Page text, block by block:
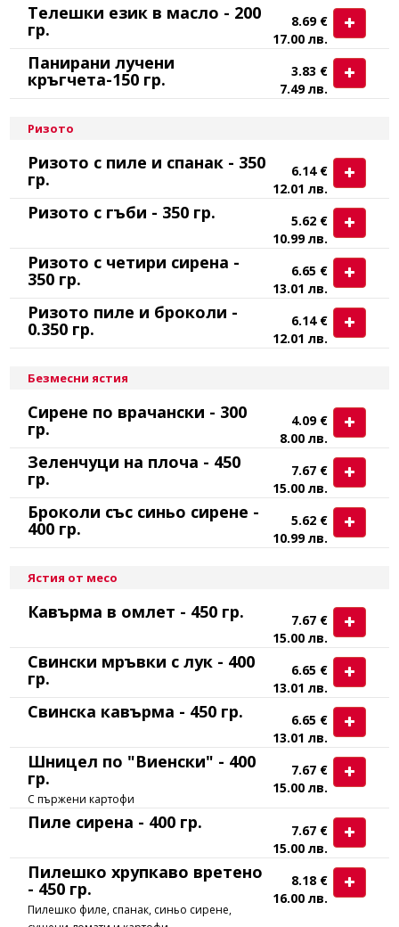
Телешки език в масло - 200
гр.
8.69 €
17.00 лв.
Панирани лучени
кръгчета-150 гр.
3.83 €
7.49 лв.
Ризото
Ризото с пиле и спанак - 350
гр.
6.14 €
12.01 лв.
Ризото с гъби - 350 гр.
5.62 €
10.99 лв.
Ризото с четири сирена -
350 гр.
6.65 €
13.01 лв.
Ризото пиле и броколи -
0.350 гр.
6.14 €
12.01 лв.
Безмесни ястия
Сирене по врачански - 300
гр.
4.09 €
8.00 лв.
Зеленчуци на плоча - 450
гр.
7.67 €
15.00 лв.
Броколи със синьо сирене -
400 гр.
5.62 €
10.99 лв.
Ястия от месо
Кавърма в омлет - 450 гр.
7.67 €
15.00 лв.
Свински мръвки с лук - 400
гр.
6.65 €
13.01 лв.
Свинска кавърма - 450 гр.
6.65 €
13.01 лв.
Шницел по "Виенски" - 400
гр.
С пържени картофи
7.67 €
15.00 лв.
Пиле сирена - 400 гр.
7.67 €
15.00 лв.
Пилешко хрупкаво вретено
- 450 гр.
Пилешко филе, спанак, синьо сирене,
8.18 €
16.00 лв.